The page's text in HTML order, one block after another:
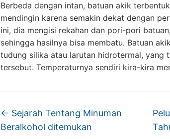
Berbeda dengan intan, batuan akik
mendingin karena semakin dekat dengan
ini, dia mengisi rekahan dan pori-pori
sehingga hasilnya bisa membatu. Batuan
tudung silika atau larutan hidrotermal, yang
tersebut. Temperaturnya sendiri kira-kira
← Sejarah Tentang Minuman
Beralkohol ditemukan